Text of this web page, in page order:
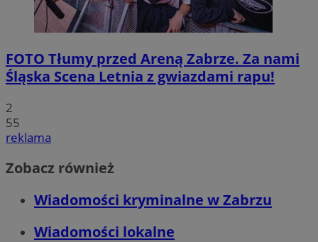
FOTO Tłumy przed Areną Zabrze. Za nami
Śląska Scena Letnia z gwiazdami rapu!
2
55
reklama
Zobacz również
Wiadomości kryminalne w Zabrzu
Wiadomości lokalne